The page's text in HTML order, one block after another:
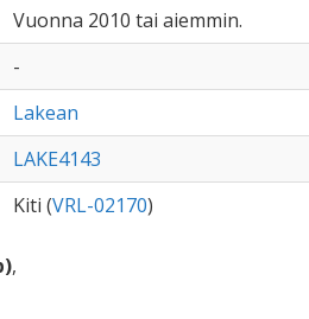
Vuonna 2010 tai aiemmin.
-
Lakean
LAKE4143
Kiti (VRL-02170)
,